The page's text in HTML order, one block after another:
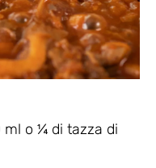
ml o ¼ di tazza di